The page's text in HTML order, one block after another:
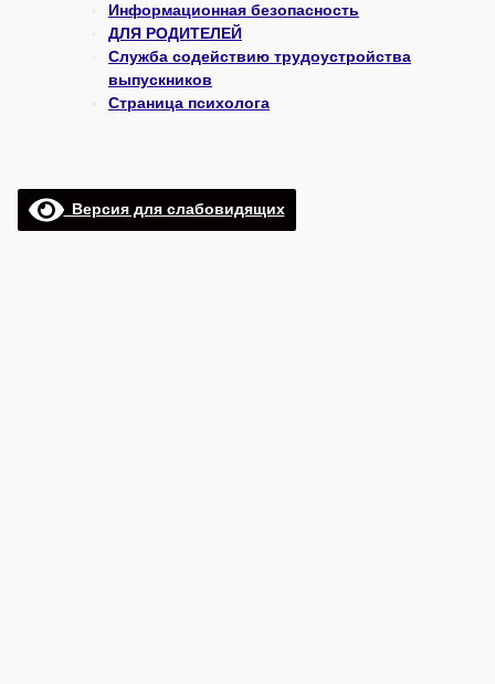
Информационная безопасность
ДЛЯ РОДИТЕЛЕЙ
Служба содействию трудоустройства
выпускников
Страница психолога
Версия для слабовидящих